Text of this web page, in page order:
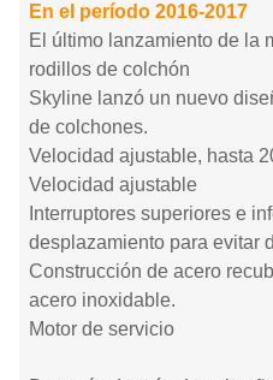
En el período 2016-2017
El último lanzamiento de la
rodillos de colchón
Skyline lanzó un nuevo
de colchones.
Velocidad ajustable, hasta
Velocidad ajustable
Interruptores superiores e
desplazamiento para evitar
Construcción de acero
acero inoxidable.
Motor de servicio